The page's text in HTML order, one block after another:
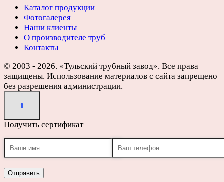
Каталог продукции
Фотогалерея
Наши клиенты
О производителе труб
Контакты
© 2003 - 2026. «Тульский трубный завод». Все права
защищены. Использование материалов с сайта запрещено
без разрешения администрации.
Получить сертификат